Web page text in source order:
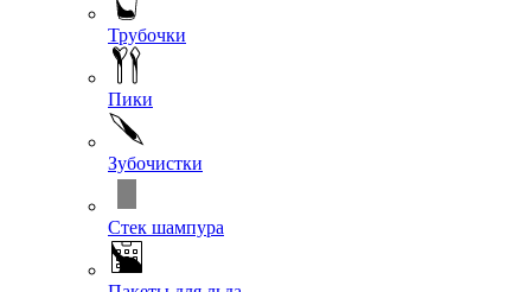
Трубочки
Пики
Зубочистки
Стек шампура